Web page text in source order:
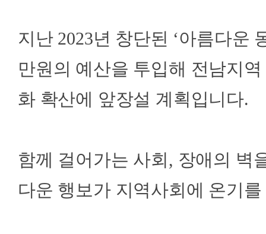
지난 2023년 창단된 ‘아름다운
만원의 예산을 투입해 전남지
화 확산에 앞장설 계획입니다.
함께 걸어가는 사회, 장애의 벽
다운 행보가 지역사회에 온기